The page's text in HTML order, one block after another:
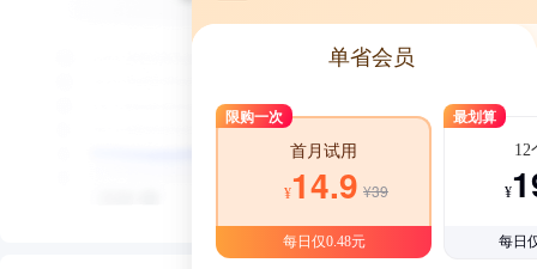
单省会员
限购一次
首月试用
¥14.9 ¥39
每日仅0.48元
最划算
12
¥
每日